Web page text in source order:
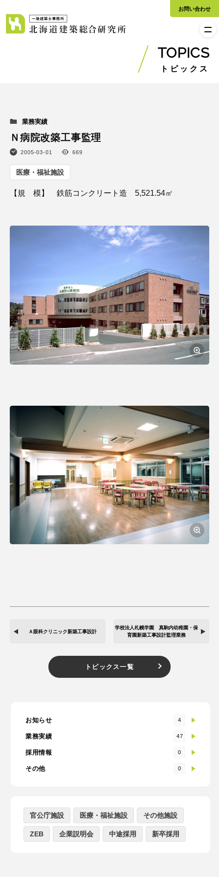
お問い合わせ
TOPICS
トピックス
業務実績
Ｎ病院改築工事監理
2005-03-01 669
医療・福祉施設
【規 模】 鉄筋コンクリート造 5,521.54㎡
Ａ眼科クリニック新築工事設計
学校法人札幌学園 真駒内幼稚園・保
育園新築工事設計監理業務
トピックス一覧
お知らせ 4
業務実績 47
採用情報 0
その他 0
官公庁施設 医療・福祉施設 その他施設
ZEB 企業説明会 中途採用 新卒採用